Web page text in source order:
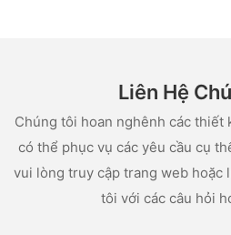
Liên Hệ
Chúng tôi hoan nghênh các thiết
có thể phục vụ các yêu cầu cụ
vui lòng truy cập trang web hoặc
tôi với các câu hỏi